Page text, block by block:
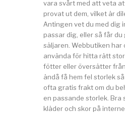
vara svårt med att veta
provat ut dem, vilket är
Antingen vet du med dig
passar dig, eller så får
säljaren. Webbutiken har
använda för hitta rätt
fötter eller översätter
ändå få hem fel storlek
ofta gratis frakt om du
en passande storlek. Bra
kläder och skor på